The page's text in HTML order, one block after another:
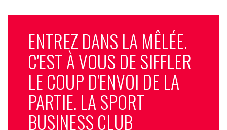
ENTREZ DANS LA MÊLÉE.
C'EST À VOUS DE SIFFLER
LE COUP D'ENVOI DE LA
PARTIE. LA SPORT
BUSINESS CLUB